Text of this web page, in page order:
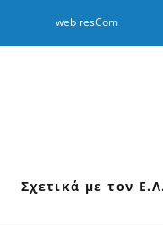
web resCom
Σχετικά με τον